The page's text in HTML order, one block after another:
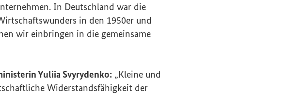
In Deutschland war die
in den 1950er und
wir einbringen in die gemeinsame
Yuliia Svyrydenko: „Kleine und
Widerstandsfähigkeit der